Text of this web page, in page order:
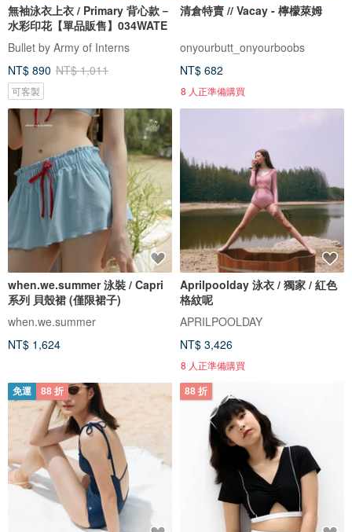
無袖泳衣上衣 / Primary 背心款－
水彩印花【單品販售】034WATE
Bullet by Army of Interns
NT$ 890 NT$ 1,011
可客製
清倉特賣 // Vacay - 檸檬萊姆
onyourbutt_onyourboobs
NT$ 682
8 人正準備購買
when.we.summer 泳裝 / Capri
系列 貝殼裙 (僅限裙子)
when.we.summer
NT$ 1,624
Aprilpoolday 泳衣 / 獨家 / 紅色
格紋呢
APRILPOOLDAY
NT$ 3,426
8 人正準備購買
免運 88 折 88 折